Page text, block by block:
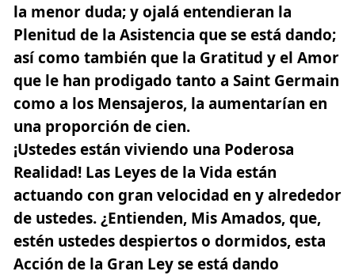
la menor duda; y ojalá entendieran la
Plenitud de la Asistencia que se está dando;
así como también que la Gratitud y el Amor
que le han prodigado tanto a Saint Germain
como a los Mensajeros, la aumentarían en
una proporción de cien.
¡Ustedes están viviendo una Poderosa
Realidad! Las Leyes de la Vida están
actuando con gran velocidad en y alrededor
de ustedes. ¿Entienden, Mis Amados, que,
estén ustedes despiertos o dormidos, esta
Acción de la Gran Ley se está dando